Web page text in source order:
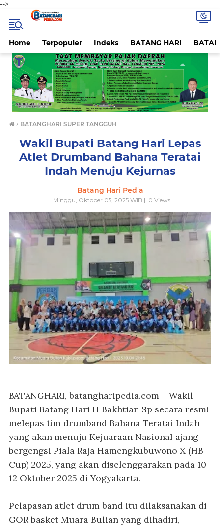
-->
Home Terpopuler Indeks BATANG HARI
› BATANGHARI SUPER TANGGUH
Wakil Bupati Batang Hari Lepas
Atlet Drumband Bahana Teratai
Indah Menuju Kejurnas
Batang Hari Pedia
| Minggu, Oktober 05, 2025 WIB | 0 Views
BATANGHARI, batangharipedia.com – Wakil
Bupati Batang Hari H Bakhtiar, Sp secara resmi
melepas tim drumband Bahana Teratai Indah
yang akan menuju Kejuaraan Nasional ajang
bergengsi Piala Raja Hamengkubuwono X (HB
Cup) 2025, yang akan diselenggarakan pada 10–
12 Oktober 2025 di Yogyakarta.
Pelapasan atlet drum band itu dilaksanakan di
GOR basket Muara Bulian yang dihadiri,